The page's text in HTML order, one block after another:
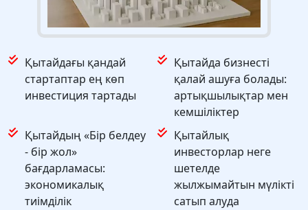
Қытайдағы қандай
стартаптар ең көп
инвестиция тартады
Қытайда бизнесті
қалай ашуға болады:
артықшылықтар мен
кемшіліктер
Қытайдың «Бір белдеу
- бір жол»
бағдарламасы:
экономикалық
тиімділік
Қытайлық
инвесторлар неге
шетелде
жылжымайтын мүлікті
сатып алуда